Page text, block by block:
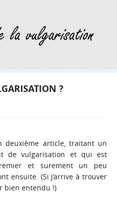
?
deuxième article, traitant un
de vulgarisation et qui est
et surement un peu
ensuite. (Si j’arrive à trouver
bien entendu !)